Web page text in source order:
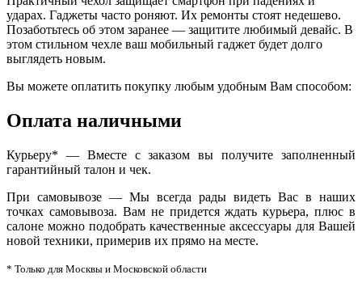
ударах. Гаджеты часто роняют. Их ремонты стоят недешево.
Позаботьтесь об этом заранее — защитите любимый девайс. В
этом стильном чехле ваш мобильный гаджет будет долго
выглядеть новым.
Вы можете оплатить покупку любым удобным Вам способом:
Оплата наличными
Курьеру* — Вместе с заказом вы получите заполненный
гарантийный талон и чек.
При самовывозе — Мы всегда рады видеть Вас в наших
точках самовывоза. Вам не придется ждать курьера, плюс в
салоне можно подобрать качественные аксессуары для Вашей
новой техники, примерив их прямо на месте.
* Только для Москвы и Московской области